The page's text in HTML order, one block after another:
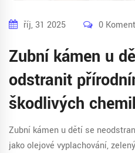
říj, 31 2025 0
Zubní kámen u
odstranit
škodlivých
Zubní kámen u dětí se
jako olejové vyplachování,